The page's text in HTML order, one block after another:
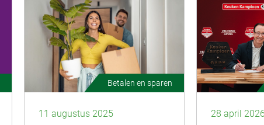
Betalen en sparen
11 augustus 2025 28 april 2026